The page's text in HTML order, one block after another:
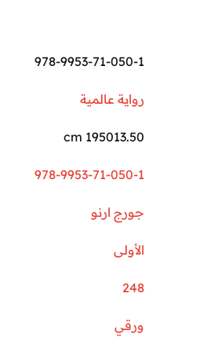
978-9953-71-050-1
رواية عالمية
195013.50 cm
978-9953-71-050-1
جورج ارنو
الأولى
248
ورقي